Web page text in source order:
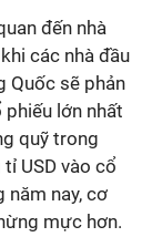
đến nhà
các nhà đầu
Quốc sẽ phản
lớn nhất
quỹ trong
USD vào cổ
nay, cơ
mực hơn.